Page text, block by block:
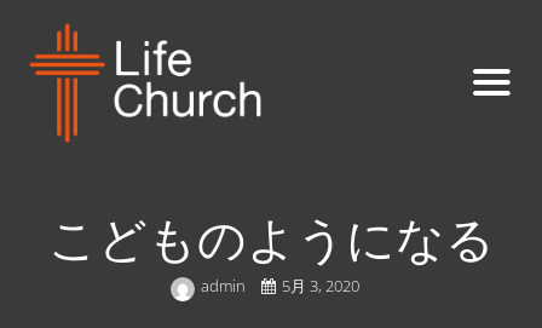
こどものようになる
admin 5月 3, 2020